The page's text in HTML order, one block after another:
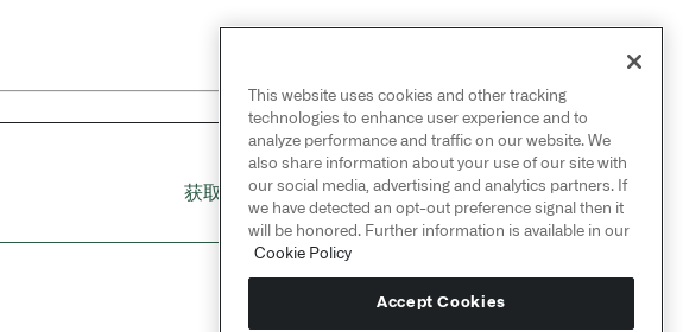
NEXT
获取几何体的凸包→
This website uses cookies and other tracking
technologies to enhance user experience and to
analyze performance and traffic on our website. We
also share information about your use of our site with
our social media, advertising and analytics partners. If
we have detected an opt-out preference signal then it
will be honored. Further information is available in our
Cookie Policy
Accept Cookies